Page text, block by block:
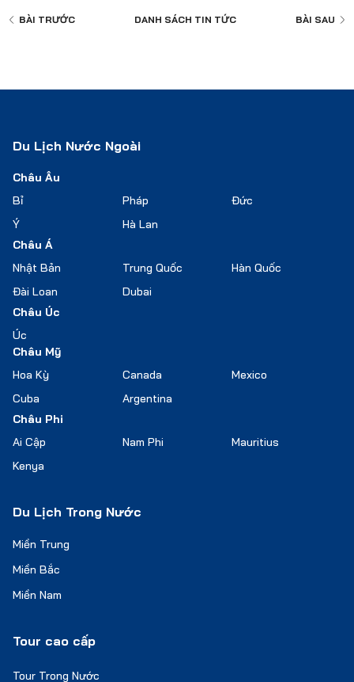
BÀI TRƯỚC DANH SÁCH TIN TỨC BÀI SAU
Du Lịch Nước Ngoài
Châu Âu
Bỉ
Pháp
Đức
Ý
Hà Lan
Châu Á
Nhật Bản
Trung Quốc
Hàn Quốc
Đài Loan
Dubai
Châu Úc
Úc
Châu Mỹ
Hoa Kỳ
Canada
Mexico
Cuba
Argentina
Châu Phi
Ai Cập
Nam Phi
Mauritius
Kenya
Du Lịch Trong Nước
Miền Trung
Miền Bắc
Miền Nam
Tour cao cấp
Tour Trong Nước